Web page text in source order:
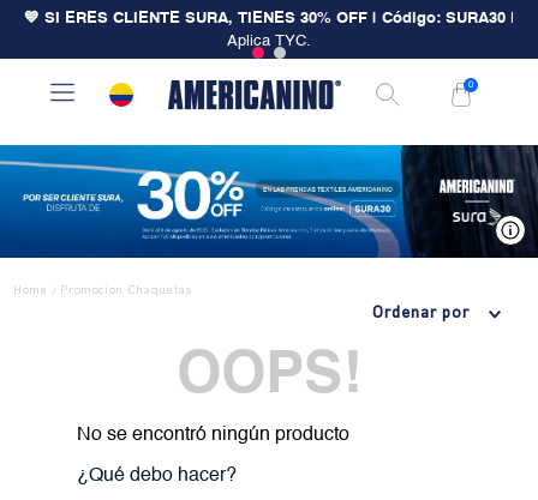
💙 SI ERES CLIENTE SURA, TIENES 30% OFF | Código: SURA30
Aplica TYC.
0
Home / Promocion Chaquetas
Ordenar por
OOPS!
No se encontró ningún producto
¿Qué debo hacer?